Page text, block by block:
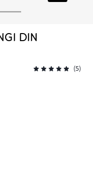
DIN
(5)